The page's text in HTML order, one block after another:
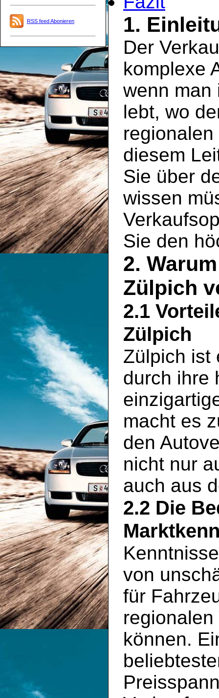
RSS feed Abonieren 1.
Der
komplexe
wenn man
lebt, wo
diesem
Sie über
wissen
Sie den
2.
Zülpich
2.1
Zülpich
Zülpich ist
durch ihre
macht es
den
nicht nur
auch aus
2.2 Die
von
für
können.